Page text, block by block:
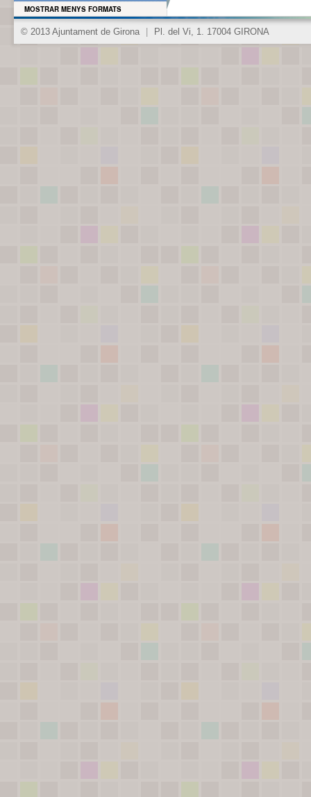
MOSTRAR MENYS FORMATS
© 2013 Ajuntament de Girona Pl. del Vi, 1. 17004 GIRONA